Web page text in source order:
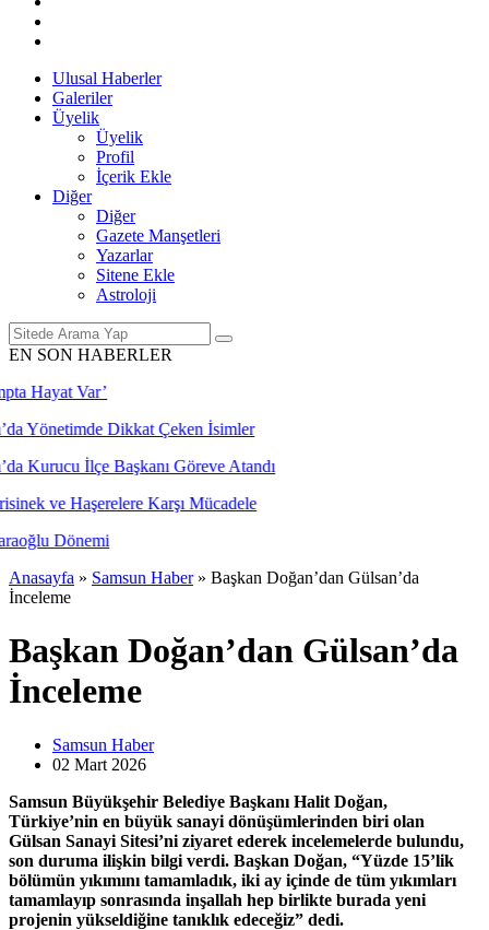
Ulusal Haberler
Galeriler
Üyelik
Üyelik
Profil
İçerik Ekle
Diğer
Diğer
Gazete Manşetleri
Yazarlar
Sitene Ekle
Astroloji
EN SON HABERLER
Anasayfa » Samsun Haber » Başkan Doğan’dan Gülsan’da
İnceleme
Başkan Doğan’dan Gülsan’da
İnceleme
Samsun Haber
02 Mart 2026
Samsun Büyükşehir Belediye Başkanı Halit Doğan,
Türkiye’nin en büyük sanayi dönüşümlerinden biri olan
Gülsan Sanayi Sitesi’ni ziyaret ederek incelemelerde bulundu,
son duruma ilişkin bilgi verdi. Başkan Doğan, “Yüzde 15’lik
bölümün yıkımını tamamladık, iki ay içinde de tüm yıkımları
tamamlayıp sonrasında inşallah hep birlikte burada yeni
projenin yükseldiğine tanıklık edeceğiz” dedi.